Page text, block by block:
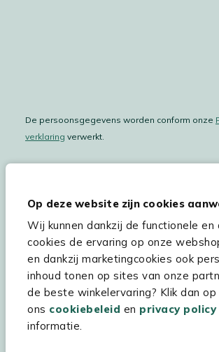
Op deze website zijn cookies
Wij kunnen dankzij de functionele en
cookies de ervaring op onze
en dankzij marketingcookies ook
inhoud tonen op sites van onze
de beste winkelervaring? Klik dan op
ons cookiebeleid en privacy policy
informatie.
De persoonsgegevens worden conform onze
verklaring verwerkt.
Hulp & service
Assortiment
Kees Smit Tuinmeubelen
Experience Stores XXL